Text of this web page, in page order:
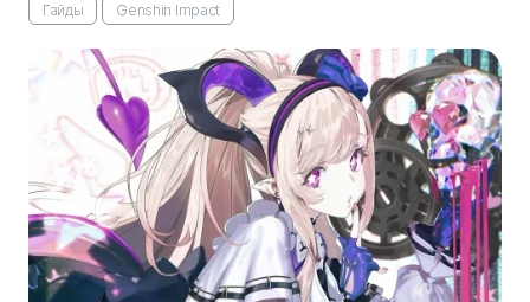
Гайды Genshin Impact